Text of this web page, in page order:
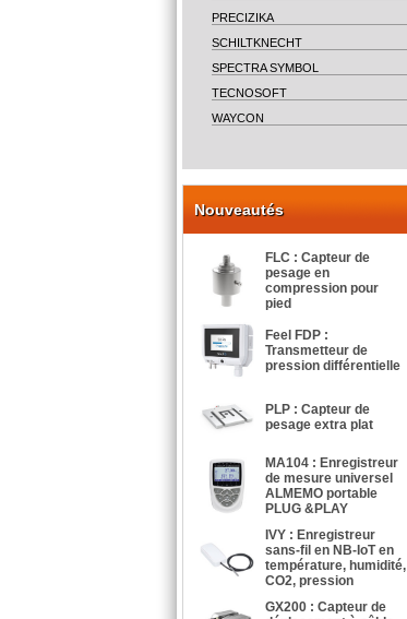
PRECIZIKA
SCHILTKNECHT
SPECTRA SYMBOL
TECNOSOFT
WAYCON
Nouveautés
FLC : Capteur de
pesage en
compression pour
pied
Feel FDP :
Transmetteur de
pression différentielle
PLP : Capteur de
pesage extra plat
MA104 : Enregistreur
de mesure universel
ALMEMO portable
PLUG &PLAY
IVY : Enregistreur
sans-fil en NB-IoT en
température, humidité,
CO2, pression
GX200 : Capteur de